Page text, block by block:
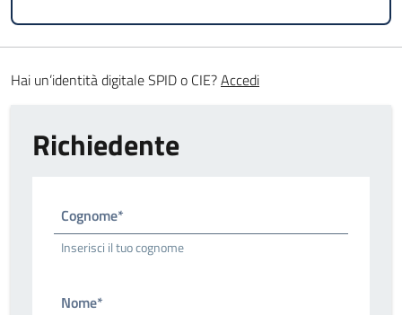
Hai un’identità digitale SPID o CIE?Accedi
Richiedente
Cognome*
Inserisci il tuo cognome
Nome*